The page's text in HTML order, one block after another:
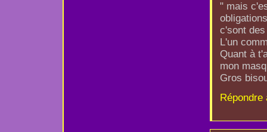
" mais
c'sont
L'un
Quant à
mon
Gros
Répondre